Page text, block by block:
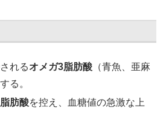
れるオメガ3脂肪酸 （青魚、亜麻
る。
肪酸を控え、血糖値の急激な上